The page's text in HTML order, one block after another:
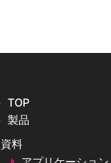
TOP
製品
資料